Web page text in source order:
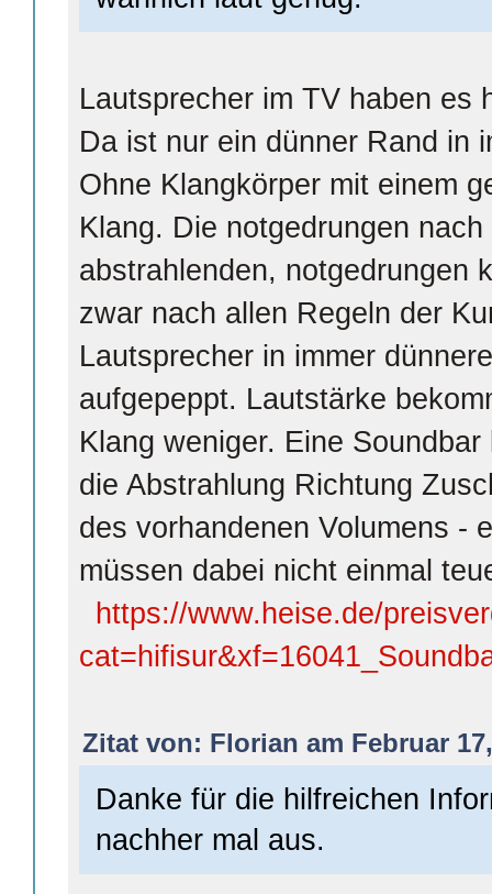
Lautsprecher im TV haben es
Da ist nur ein dünner Rand in
Ohne Klangkörper mit einem
Klang. Die notgedrungen
abstrahlenden, notgedrungen
zwar nach allen Regeln der
Lautsprecher in immer
aufgepeppt. Lautstärke
Klang weniger. Eine
die Abstrahlung Richtung
des vorhandenen Volumens -
müssen dabei nicht einmal
https://www.heise.de/
Zitat von: Florian am Februar
Danke für die hilfreichen
nachher mal aus.